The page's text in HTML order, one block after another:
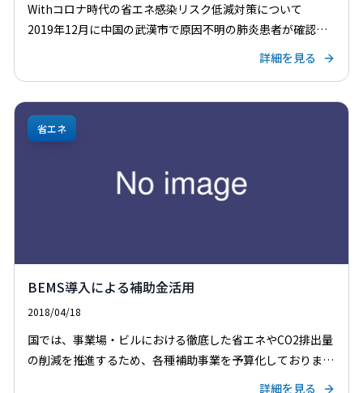
Withコロナ時代の省エネ感染リスク低減対策について
2019年12月に中国の武漢市で原因不明の肺炎患者が確認さ
れて以来１年が経過したが、新型コロナウイルス感染症は全
詳細を見る
省エネ
BEMS導入による補助金活用
2018/04/18
国では、事業場・ビルにおける徹底した省エネやCO2排出量
の削減を推進するため、各種補助事業を予算化しておりま
す。省エネ改修を進める際に、これらの補助金を活用し省エ
詳細を見る